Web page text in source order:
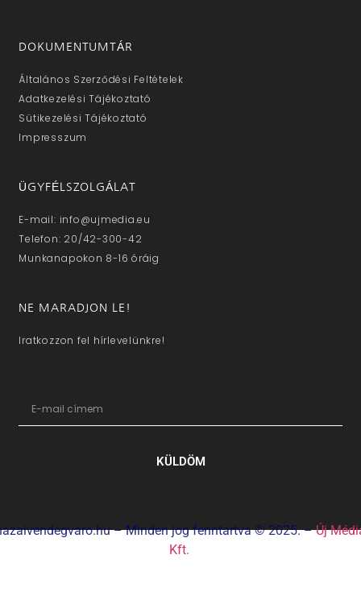
DOKUMENTUMTÁR
Általános Szerződési Feltételek
Adatkezelési Tájékoztató
Sütikezelési Tájékoztató
Impresszum
ÜGYFÉLSZOLGÁLAT
E-mail: info@ujmedia.eu
Telefon: 20/42-300-42
Munkanapokon 8-16 óráig
NE MARADJON LE!
Iratkozzon fel hírlevelünkre!
KÜLDÖM
– Minden jog fenntartva © 2025. –Új
Kft.